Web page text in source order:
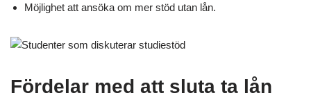
Möjlighet att ansöka om mer stöd utan lån.
Fördelar med att sluta ta lån